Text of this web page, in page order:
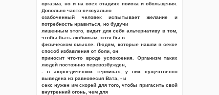
оргазма, но и на всех стадиях поиска и обольщения.
Довольно часто сексуально
озабоченный человек испытывает желание и
потребность нравиться, но будучи
лишенным этого, видит для себя альтернативу в том,
чтобы быть любимым, хотя бы в
физическом смысле. Людям, которые нашли в сексе
способ избавления от боли, он
приносит что-то вроде успокоения. Организм таких
людей постоянно перевозбужден,
- в аюрведических терминах, у них существенно
выведена из равновесия Вата, - и
секс нужен им скорей для того, чтобы пригасить свой
внутренний огонь, чем для